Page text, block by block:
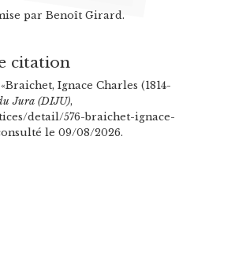
par Benoît Girard.
citation
Ignace Charles (1814-
Jura (DIJU),
detail/576-braichet-ignace-
le 09/08/2026.